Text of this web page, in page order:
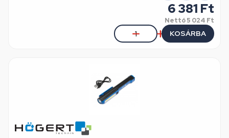
6 381 Ft
Nettó5 024 Ft
KOSÁRBA